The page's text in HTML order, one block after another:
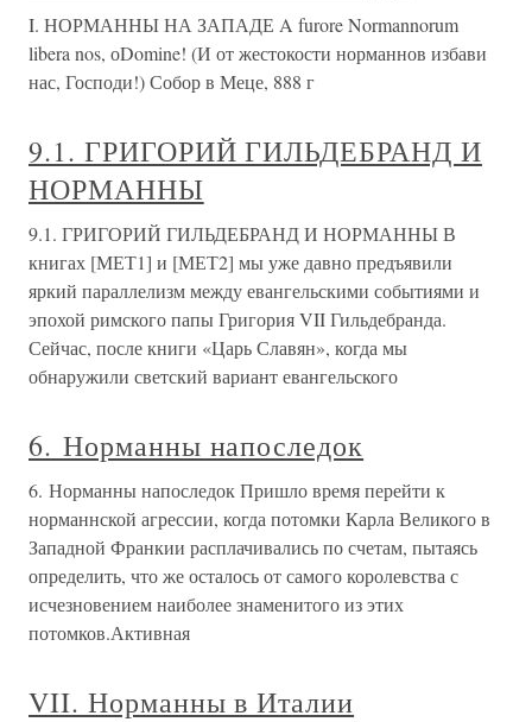
I. НОРМАННЫ НА ЗАПАДЕ A furore Normannorum
libera nos, оDomine! (И от жестокости норманнов избави
нас, Господи!) Собор в Меце, 888 г
9.1. ГРИГОРИЙ ГИЛЬДЕБРАНД И
НОРМАННЫ
9.1. ГРИГОРИЙ ГИЛЬДЕБРАНД И НОРМАННЫ В
книгах [МЕТ1] и [МЕТ2] мы уже давно предъявили
яркий параллелизм между евангельскими событиями и
эпохой римского папы Григория VII Гильдебранда.
Сейчас, после книги «Царь Славян», когда мы
обнаружили светский вариант евангельского
6. Норманны напоследок
6. Норманны напоследок Пришло время перейти к
норманнской агрессии, когда потомки Карла Великого в
Западной Франкии расплачивались по счетам, пытаясь
определить, что же осталось от самого королевства с
исчезновением наиболее знаменитого из этих
потомков.Активная
VII. Норманны в Италии